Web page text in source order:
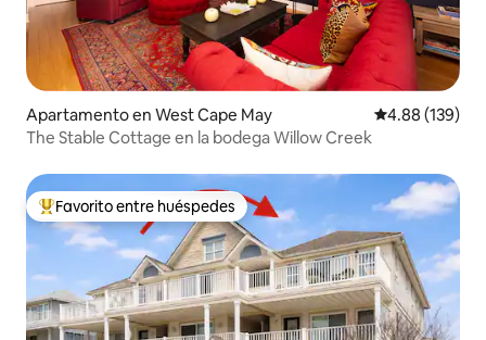
Apartamento en West Cape May Calificación
4.88 (139)
The Stable Cottage en la bodega Willow Creek
Favorito entre huéspedes preferido
Favorito entre huéspedes